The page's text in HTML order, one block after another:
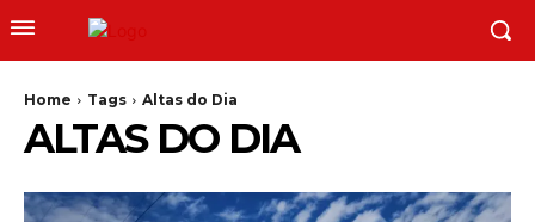
Home Tags Altas do Dia
ALTAS DO DIA